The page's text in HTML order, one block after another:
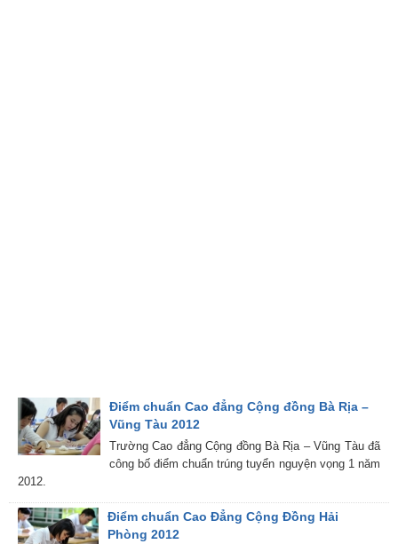
Điểm chuẩn Cao đẳng Cộng đồng Bà Rịa –
Vũng Tàu 2012
Trường Cao đẳng Cộng đồng Bà Rịa – Vũng Tàu đã
công bố điểm chuẩn trúng tuyển nguyện vọng 1 năm
2012.
Điểm chuẩn Cao Đẳng Cộng Đồng Hải
Phòng 2012